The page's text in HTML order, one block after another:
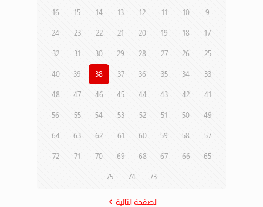
9
10
11
12
13
14
15
16
17
18
19
20
21
22
23
24
25
26
27
28
29
30
31
32
33
34
35
36
37
38
39
40
41
42
43
44
45
46
47
48
49
50
51
52
53
54
55
56
57
58
59
60
61
62
63
64
65
66
67
68
69
70
71
72
73
74
75
الصفحة التالية